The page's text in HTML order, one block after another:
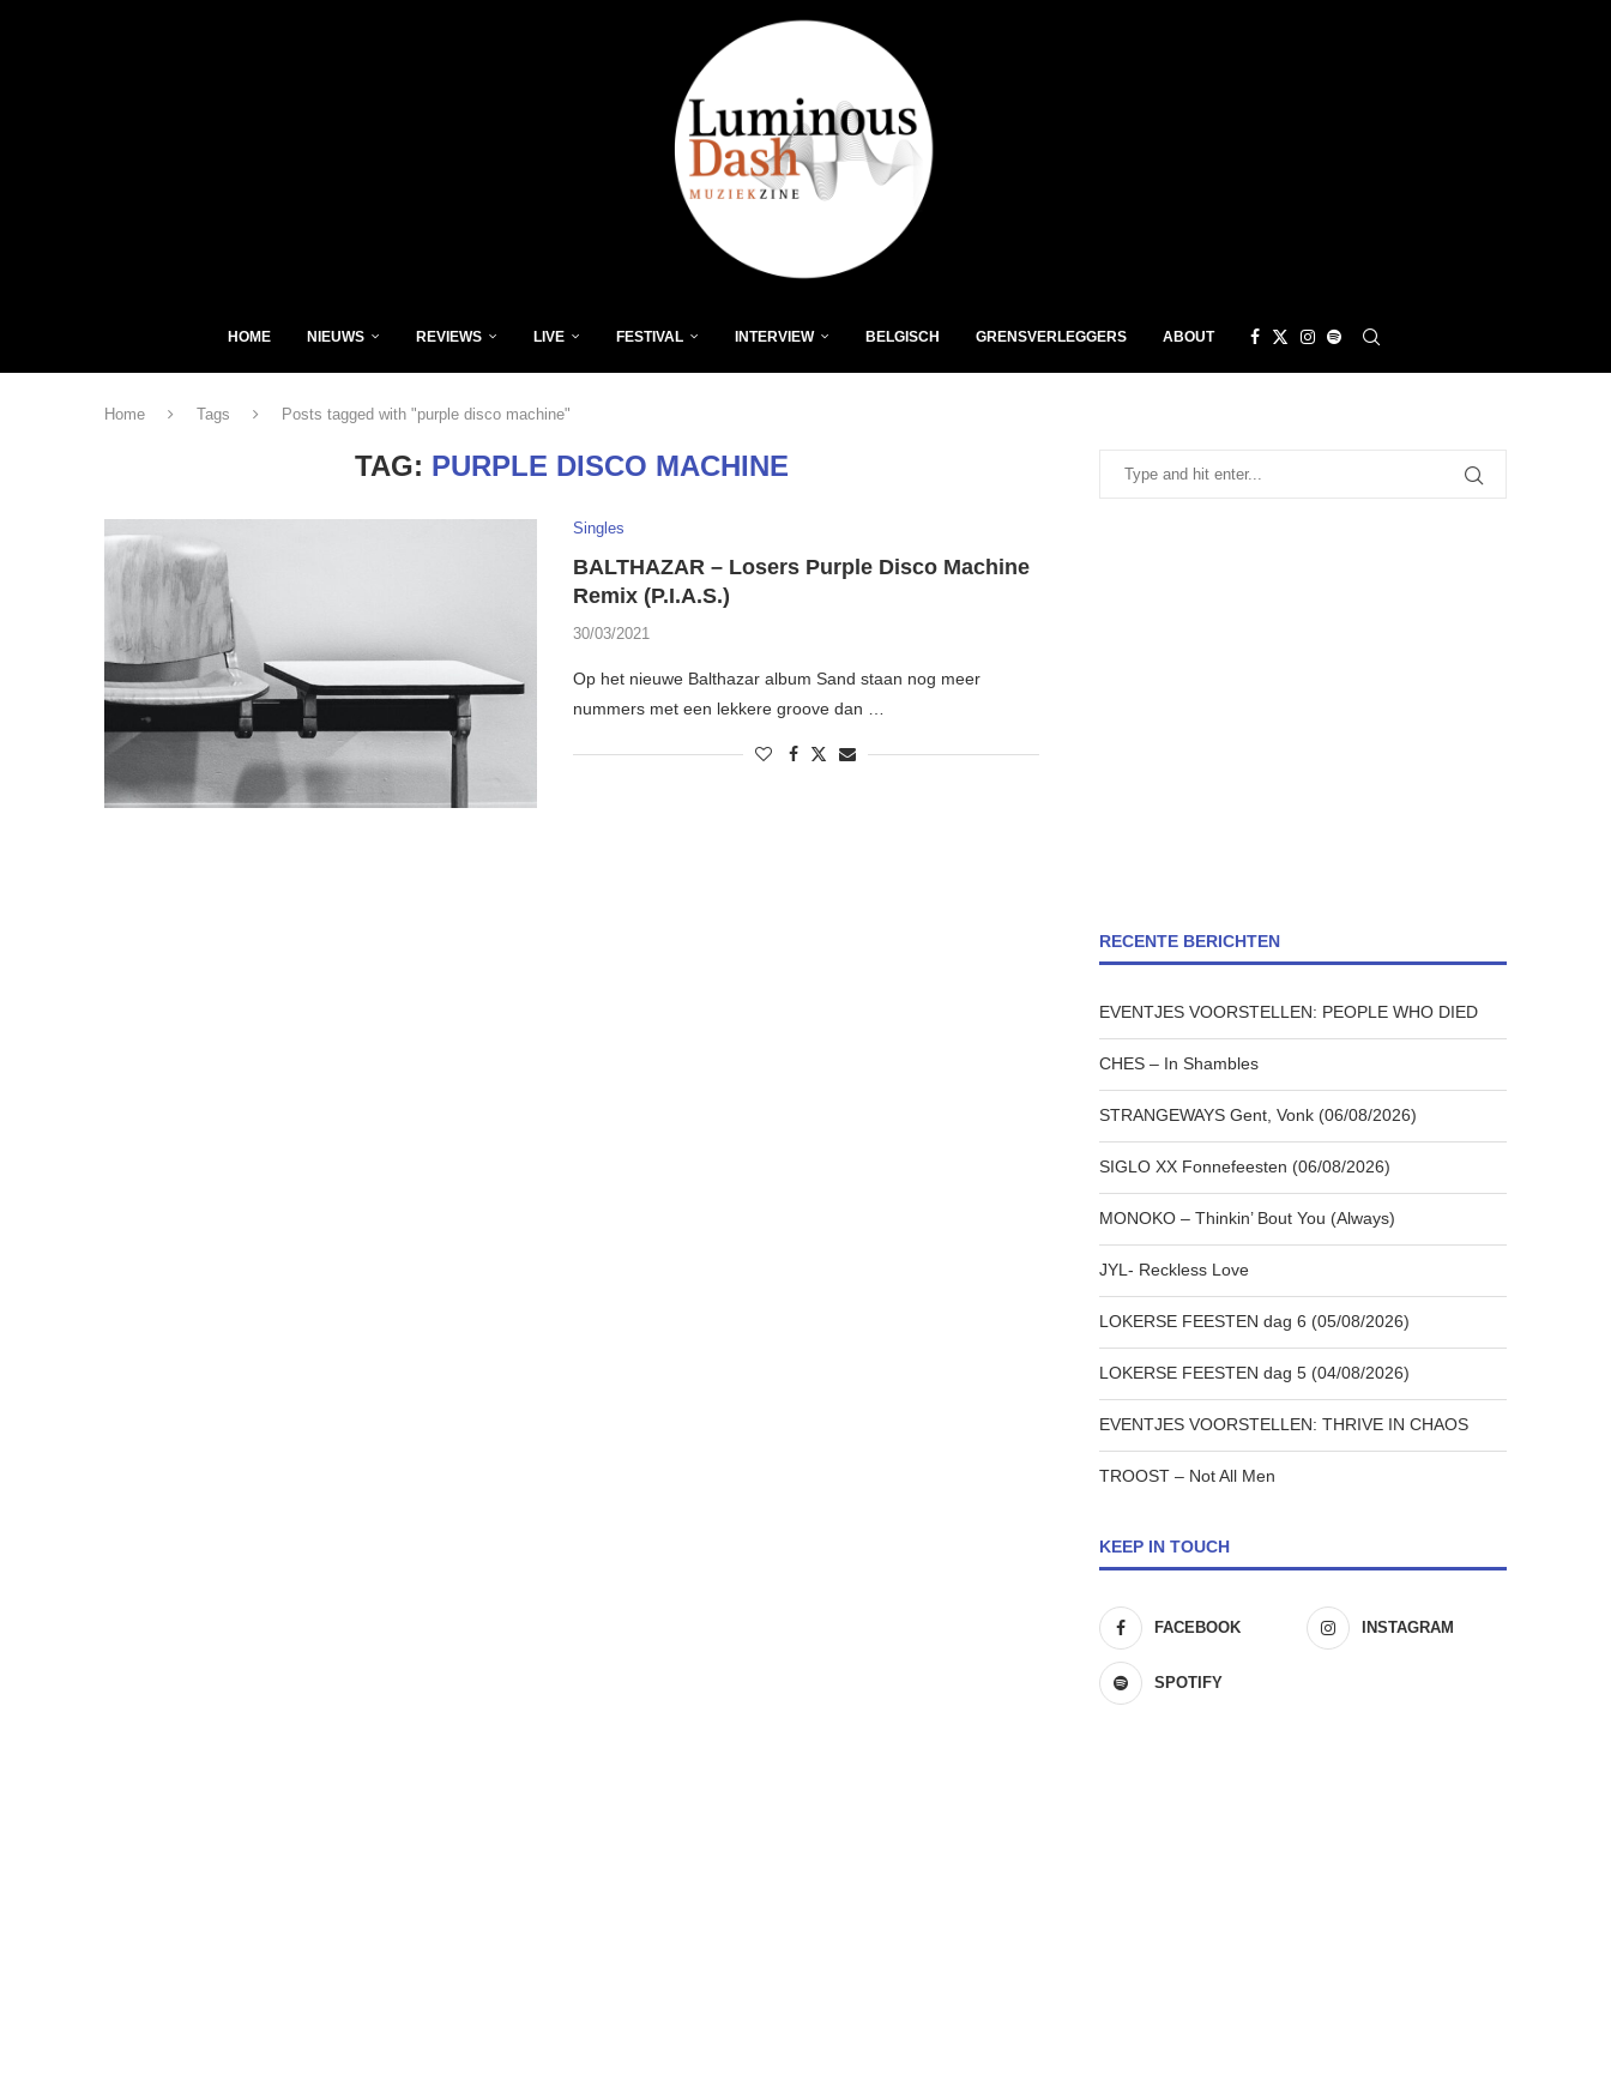
HOME NIEUWS REVIEWS LIVE FESTIVAL INTERVIEW BELGISCH GRENSVERLEGGERS ABOUT
Home Tags Posts tagged with "purple disco machine"
TAG: PURPLE DISCO MACHINE
Singles
BALTHAZAR – Losers Purple Disco Machine
Remix (P.I.A.S.)
30/03/2021
Op het nieuwe Balthazar album Sand staan nog meer
nummers met een lekkere groove dan …
RECENTE BERICHTEN
EVENTJES VOORSTELLEN: PEOPLE WHO DIED
CHES – In Shambles
STRANGEWAYS Gent, Vonk (06/08/2026)
SIGLO XX Fonnefeesten (06/08/2026)
MONOKO – Thinkin’ Bout You (Always)
JYL- Reckless Love
LOKERSE FEESTEN dag 6 (05/08/2026)
LOKERSE FEESTEN dag 5 (04/08/2026)
EVENTJES VOORSTELLEN: THRIVE IN CHAOS
TROOST – Not All Men
KEEP IN TOUCH
FACEBOOK INSTAGRAM
SPOTIFY